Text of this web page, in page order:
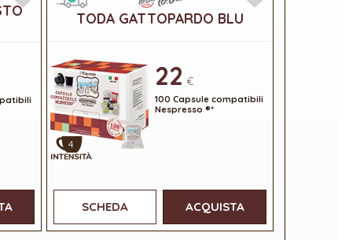
TODA GATTOPARDO BLU
4
22 €
100 Capsule compatibili
Nespresso ®*
SCHEDA ACQUISTA